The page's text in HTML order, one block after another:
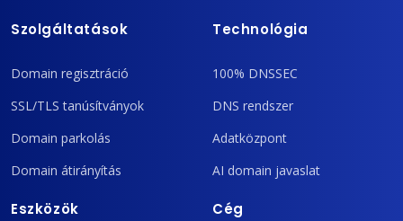
Szolgáltatások
Domain regisztráció
SSL/TLS tanúsítványok
Domain parkolás
Domain átirányítás
Technológia
100% DNSSEC
DNS rendszer
Adatközpont
AI domain javaslat
Eszközök Cég